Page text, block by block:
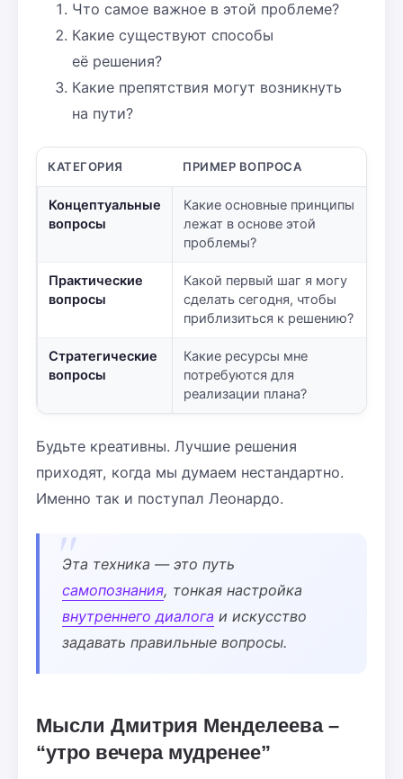
Что самое важное в этой проблеме?
Какие существуют способы
её решения?
Какие препятствия могут возникнуть
на пути?
КАТЕГОРИЯ ПРИМЕР ВОПРОСА
Концептуальные
вопросы
Какие основные принципы
лежат в основе этой
проблемы?
Практические
вопросы
Какой первый шаг я могу
сделать сегодня, чтобы
приблизиться к решению?
Стратегические
вопросы
Какие ресурсы мне
потребуются для
реализации плана?
Будьте креативны. Лучшие решения
приходят, когда мы думаем нестандартно.
Именно так и поступал Леонардо.
Эта техника — это путь
самопознания, тонкая настройка
внутреннего диалога и искусство
задавать правильные вопросы.
Мысли Дмитрия Менделеева –
“утро вечера мудренее”